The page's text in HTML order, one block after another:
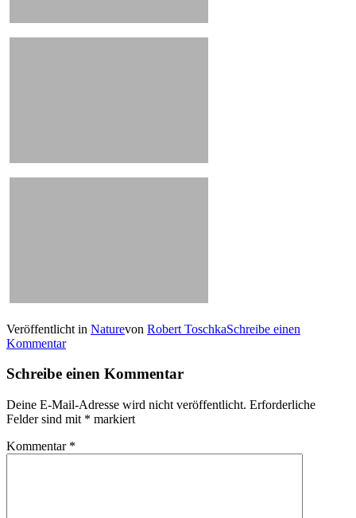
Veröffentlicht in Naturevon Robert ToschkaSchreibe einen
Kommentar
Schreibe einen Kommentar
Deine E-Mail-Adresse wird nicht veröffentlicht. Erforderliche
Felder sind mit * markiert
Kommentar *